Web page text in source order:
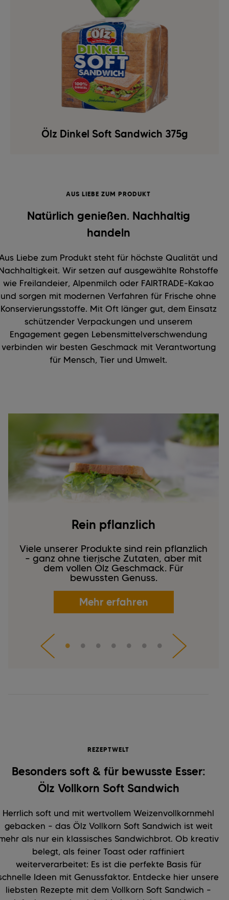
Ölz Dinkel Soft Sandwich 375g
AUS LIEBE ZUM PRODUKT
Natürlich genießen. Nachhaltig
handeln
Liebe zum Produkt steht für höchste Qualität und
Wir setzen auf ausgewählte Rohstoffe
wie Freilandeier, Alpenmilch oder FAIRTRADE-Kakao
und sorgen mit modernen Verfahren für Frische ohne
Konservierungsstoffe. Mit Oft länger gut, dem Einsatz
schützender Verpackungen und unserem
Engagement gegen Lebensmittelverschwendung
verbinden wir besten Geschmack mit Verantwortung
für Mensch, Tier und Umwelt.
Rein pflanzlich
Viele unserer Produkte sind rein pflanzlich
– ganz ohne tierische Zutaten, aber mit
dem vollen Ölz Geschmack. Für
bewussten Genuss.
Mehr erfahren
REZEPTWELT
Besonders soft & für bewusste Esser:
Ölz Vollkorn Soft Sandwich
Herrlich soft und mit wertvollem Weizenvollkornmehl
gebacken – das Ölz Vollkorn Soft Sandwich ist weit
als nur ein klassisches Sandwichbrot. Ob kreativ
belegt, als feiner Toast oder raffiniert
weiterverarbeitet: Es ist die perfekte Basis für
Ideen mit Genussfaktor. Entdecke hier unsere
liebsten Rezepte mit dem Vollkorn Soft Sandwich –